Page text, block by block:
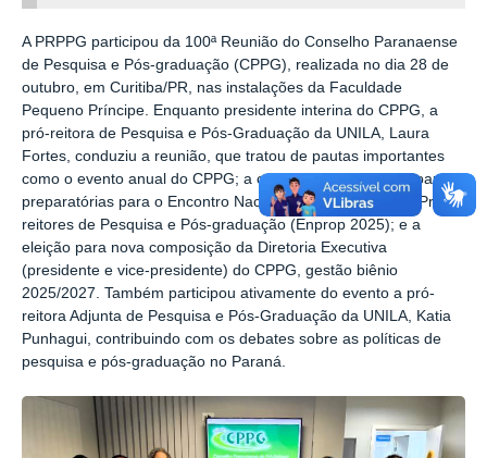
A PRPPG participou da 100ª Reunião do Conselho Paranaense
de Pesquisa e Pós-graduação (CPPG), realizada no dia 28 de
outubro, em Curitiba/PR, nas instalações da Faculdade
Pequeno Príncipe. Enquanto presidente interina do CPPG, a
pró-reitora de Pesquisa e Pós-Graduação da UNILA, Laura
Fortes, conduziu a reunião, que tratou de pautas importantes
como o evento anual do CPPG; a construção coletiva de pautas
preparatórias para o Encontro Nacional de Pró-reitoras e Pró-
reitores de Pesquisa e Pós-graduação (Enprop 2025); e a
eleição para nova composição da Diretoria Executiva
(presidente e vice-presidente) do CPPG, gestão biênio
2025/2027. Também participou ativamente do evento a pró-
reitora Adjunta de Pesquisa e Pós-Graduação da UNILA, Katia
Punhagui, contribuindo com os debates sobre as políticas de
pesquisa e pós-graduação no Paraná.